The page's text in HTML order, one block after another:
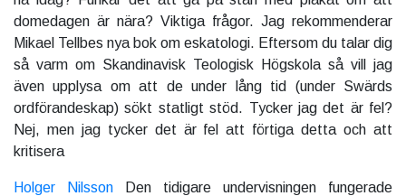
domedagen är nära? Viktiga frågor. Jag rekommenderar
Mikael Tellbes nya bok om eskatologi. Eftersom du talar dig
så varm om Skandinavisk Teologisk Högskola så vill jag
även upplysa om att de under lång tid (under Swärds
ordförandeskap) sökt statligt stöd. Tycker jag det är fel?
Nej, men jag tycker det är fel att förtiga detta och att
kritisera
Holger Nilsson Den tidigare undervisningen fungerade